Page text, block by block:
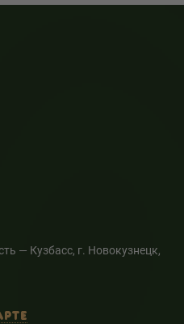
— Кузбасс, г. Новокузнецк,